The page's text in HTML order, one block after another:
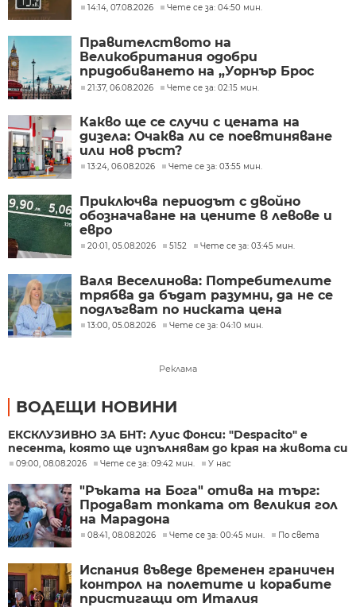
14:14, 07.08.2026 Чете се за: 04:50 мин.
Правителството на
Великобритания одобри
придобиването на „Уорнър Брос
Дискавъри“ от „Парамаунт“ за 110
21:37, 06.08.2026 Чете се за: 02:15 мин.
Какво ще се случи с цената на
дизела: Очаква ли се поевтиняване
или нов ръст?
13:24, 06.08.2026 Чете се за: 03:55 мин.
Приключва периодът с двойно
обозначаване на цените в левове и
евро
20:01, 05.08.2026 5152 Чете се за: 03:45 мин.
Валя Веселинова: Потребителите
трябва да бъдат разумни, да не се
подлъгват по ниската цена
13:00, 05.08.2026 Чете се за: 04:10 мин.
Реклама
ВОДЕЩИ НОВИНИ
ЕКСКЛУЗИВНО ЗА БНТ: Луис Фонси: "Despacito" е
песента, която ще изпълнявам до края на живота си
09:00, 08.08.2026 Чете се за: 09:42 мин. У нас
"Ръката на Бога" отива на търг:
Продават топката от великия гол
на Марадона
08:41, 08.08.2026 Чете се за: 00:45 мин. По света
Испания въведе временен граничен
контрол на полетите и корабите
пристигащи от Италия